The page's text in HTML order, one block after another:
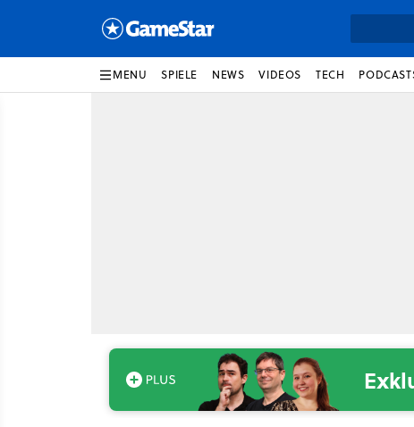
MENU SPIELE NEWS VIDEOS TECH